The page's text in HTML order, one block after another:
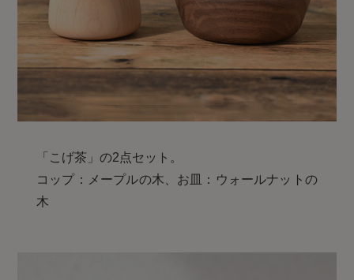
「こげ茶」の2点セット。
コップ：メープルの木、お皿：ウォールナットの
木